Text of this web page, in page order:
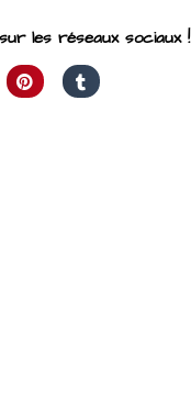
les réseaux sociaux !